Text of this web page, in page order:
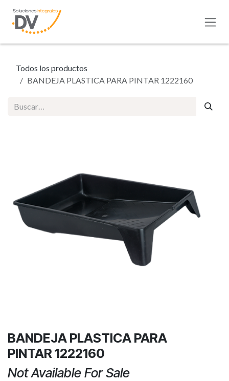
Todos los productos
BANDEJA PLASTICA PARA PINTAR 1222160
BANDEJA PLASTICA PARA
PINTAR 1222160
Not Available For Sale